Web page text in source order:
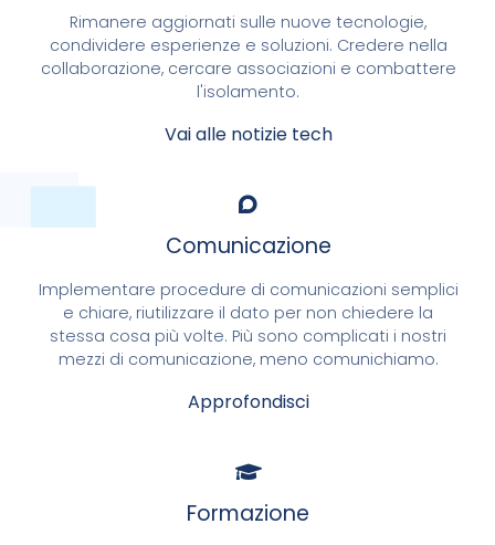
Rimanere aggiornati sulle nuove tecnologie,
condividere esperienze e soluzioni. Credere nella
collaborazione, cercare associazioni e combattere
l'isolamento.
Vai alle notizie tech
Comunicazione
Implementare procedure di comunicazioni semplici
e chiare, riutilizzare il dato per non chiedere la
stessa cosa più volte. Più sono complicati i nostri
mezzi di comunicazione, meno comunichiamo.
Approfondisci
Formazione